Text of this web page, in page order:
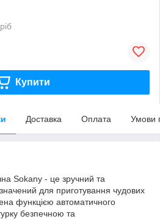
Купити
Доставка Оплата Умови
Sokany - це зручний та
для приготування чудових
функцією автоматичного
безпечною та